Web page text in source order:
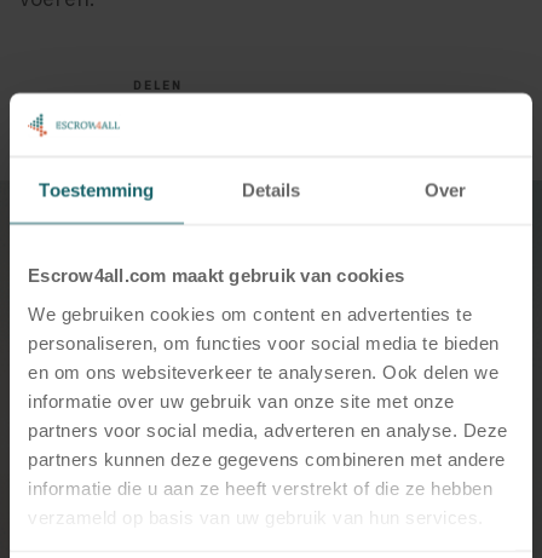
Toestemming Details Over
Escrow4all.com maakt gebruik van cookies
We gebruiken cookies om content en advertenties te
personaliseren, om functies voor social media te bieden
en om ons websiteverkeer te analyseren. Ook delen we
informatie over uw gebruik van onze site met onze
partners voor social media, adverteren en analyse. Deze
partners kunnen deze gegevens combineren met andere
informatie die u aan ze heeft verstrekt of die ze hebben
verzameld op basis van uw gebruik van hun services.
DELEN
Meer weten?
Over digital escrow oplossingen?
Of heb je een andere vraag?
Neem dan met ons contact op.
Meer informatie